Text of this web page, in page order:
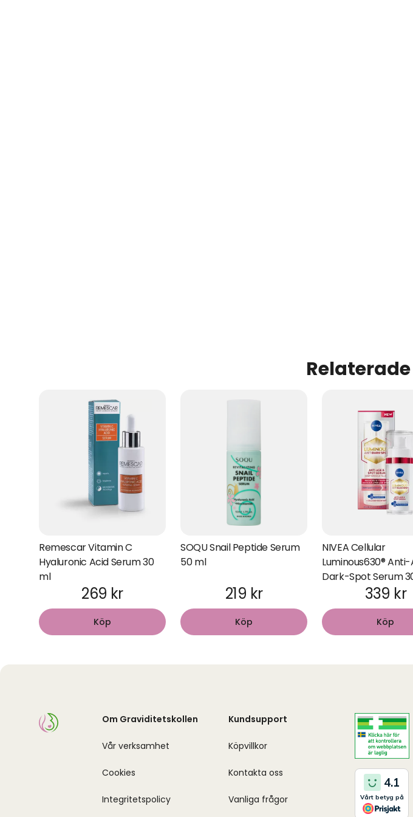
Remescar Vitamin C
Hyaluronic Acid Serum 30
ml
269 kr
Köp
SOQU Snail Peptide Serum
50 ml
219 kr
Köp
NIVEA Cellular
Luminous630®
Dark-Spot Serum
339 kr
Köp
Om Graviditetskollen
Vår verksamhet
Cookies
Integritetspolicy
Kundsupport
Köpvillkor
Kontakta oss
Vanliga frågor